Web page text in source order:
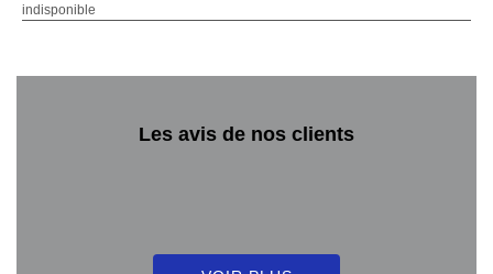
indisponible
Les avis de nos clients